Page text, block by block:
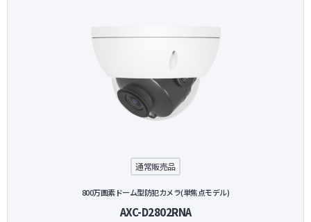
通常販売品
800万画素ドーム型防犯カメラ(単焦点モデル)
AXC-D2802RNA